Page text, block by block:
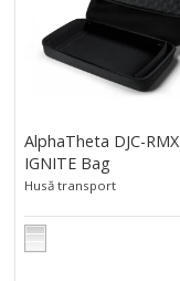
IGNITE
Bag">
AlphaTheta DJC-RMX
IGNITE Bag
Husă transport